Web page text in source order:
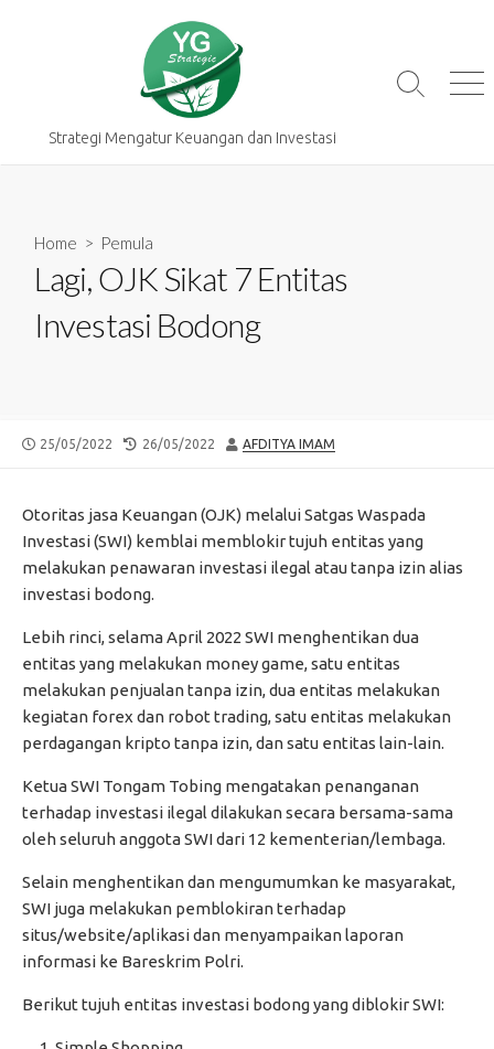
Strategi Mengatur Keuangan dan Investasi
Search
Home > Pemula
Lagi, OJK Sikat 7 Entitas
Investasi Bodong
PUBLISHED
25/05/2022
LAST
26/05/2022 AUTHOR
AFDITYA IMAM
Otoritas jasa Keuangan (OJK) melalui Satgas Waspada
Investasi (SWI) kemblai memblokir tujuh entitas yang
melakukan penawaran investasi ilegal atau tanpa izin alias
investasi bodong.
Lebih rinci, selama April 2022 SWI menghentikan dua
entitas yang melakukan money game, satu entitas
melakukan penjualan tanpa izin, dua entitas melakukan
kegiatan forex dan robot trading, satu entitas melakukan
perdagangan kripto tanpa izin, dan satu entitas lain-lain.
Ketua SWI Tongam Tobing mengatakan penanganan
terhadap investasi ilegal dilakukan secara bersama-sama
oleh seluruh anggota SWI dari 12 kementerian/lembaga.
Selain menghentikan dan mengumumkan ke masyarakat,
SWI juga melakukan pemblokiran terhadap
situs/website/aplikasi dan menyampaikan laporan
informasi ke Bareskrim Polri.
Berikut tujuh entitas investasi bodong yang diblokir SWI: